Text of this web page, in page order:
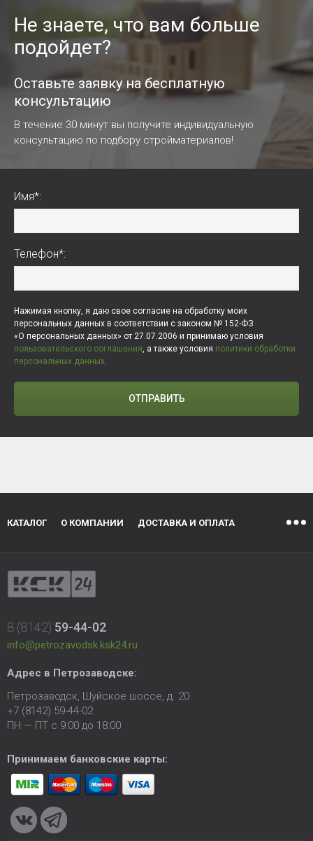
Не знаете, что вам больше
подойдет?
Оставьте заявку на бесплатную
консультацию
В течение 30 минут вы получите индивидуальную
консультацию по подбору стройматериалов!
Имя*:
Телефон*:
Нажимая кнопку, я даю свое согласие на обработку моих
персональных данных в соответствии с законом № 152-ФЗ
«О персональных данных» от 27.07.2006 и принимаю условия
пользовательского соглашения, а также условия политики обработки
персональных данных.
ОТПРАВИТЬ
КАТАЛОГ О КОМПАНИИ ДОСТАВКА И ОПЛАТА
8 (8142) 59-44-02
info@petrozavodsk.ksk24.ru
Адрес в Петрозаводске:
Петрозаводск, Шуйское шоссе, д. 20
+7 (8142) 59-44-02
ПН — ПТ с 9:00 до 18:00
Принимаем банковские карты: